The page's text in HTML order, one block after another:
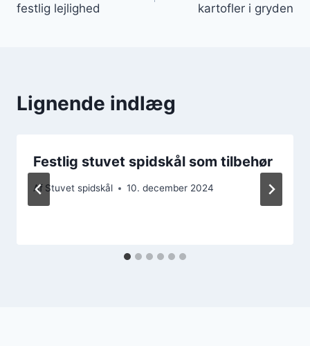
festlig lejlighed
kartofler i gryden
Lignende indlæg
Festlig stuvet spidskål som tilbehør
Af Stuvet spidskål 10. december 2024